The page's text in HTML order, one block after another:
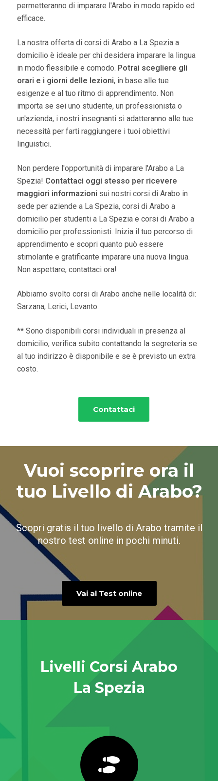
permetteranno di imparare l'Arabo in modo rapido ed
efficace.
La nostra offerta di corsi di Arabo a La Spezia a
domicilio è ideale per chi desidera imparare la lingua
in modo flessibile e comodo. Potrai scegliere gli
orari e i giorni delle lezioni, in base alle tue
esigenze e al tuo ritmo di apprendimento. Non
importa se sei uno studente, un professionista o
un'azienda, i nostri insegnanti si adatteranno alle tue
necessità per farti raggiungere i tuoi obiettivi
linguistici.
Non perdere l'opportunità di imparare l'Arabo a La
Spezia! Contattaci oggi stesso per ricevere
maggiori informazioni sui nostri corsi di Arabo in
sede per aziende a La Spezia, corsi di Arabo a
domicilio per studenti a La Spezia e corsi di Arabo a
domicilio per professionisti. Inizia il tuo percorso di
apprendimento e scopri quanto può essere
stimolante e gratificante imparare una nuova lingua.
Non aspettare, contattaci ora!
Abbiamo svolto corsi di Arabo anche nelle località di:
Sarzana, Lerici, Levanto.
** Sono disponibili corsi individuali in presenza al
domicilio, verifica subito contattando la segreteria se
al tuo indirizzo è disponibile e se è previsto un extra
costo.
Contattaci
Vuoi scoprire ora il
tuo Livello di Arabo?
Scopri gratis il tuo livello di Arabo tramite il
nostro test online in pochi minuti.
Vai al Test online
Livelli Corsi Arabo
La Spezia